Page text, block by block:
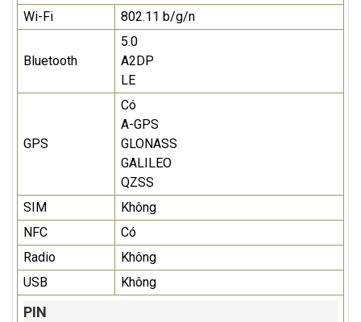
Wi-Fi 802.11 b/g/n
Bluetooth
5.0
A2DP
LE
GPS
Có
A-GPS
GLONASS
GALILEO
QZSS
SIM
Không
NFC
Có
Radio
Không
USB
Không
PIN